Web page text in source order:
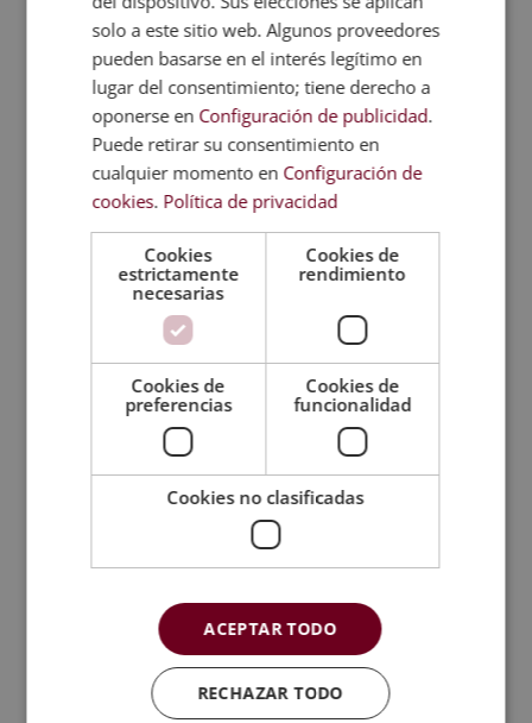
humanos y máquinas, y nuestra capacidad de
establecer límites claros y justos determinará si la
inteligencia artificial se convierte en una aliada o
en una amenaza para la justicia.
Quizá te interese...
Máster en Gestión
Medioambiental
Experto en Análisis…
El riesgo eléctrico en
Máster en Implantación
de Planes de Igualdad
en la…
solo a este sitio web. Algunos proveedores
pueden basarse en el interés legítimo en
lugar del consentimiento; tiene derecho a
oponerse en Configuración de publicidad.
Puede retirar su consentimiento en
cualquier momento en Configuración de
cookies. Política de privacidad
Cookies
estrictamente
necesarias
Cookies de
rendimiento
Cookies de
preferencias
Cookies de
funcionalidad
Cookies no clasificadas
ACEPTAR TODO
RECHAZAR TODO